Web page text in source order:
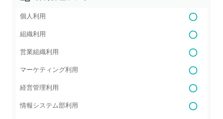
個人利用
組織利用
営業組織利用
マーケティング利用
経営管理利用
情報システム部利用